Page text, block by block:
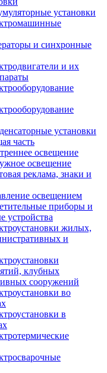
установки
и синхронные
и их
установки
часть
освещение
освещение
реклама, знаки и
освещением
приборы и
устройства
жилых,
и
клубных
сооружений
во
в